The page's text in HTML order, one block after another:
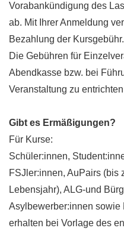
Vorabankündigung des
ab. Mit Ihrer Anmeldung
Bezahlung der Kursgebühr.
Die Gebühren für
Abendkasse bzw. bei
Veranstaltung zu
Gibt es Ermäßigungen?
Für Kurse:
Schüler:innen,
FSJler:innen, AuPairs (bis
Lebensjahr), ALG-und
Asylbewerber:innen sowie
erhalten bei Vorlage des